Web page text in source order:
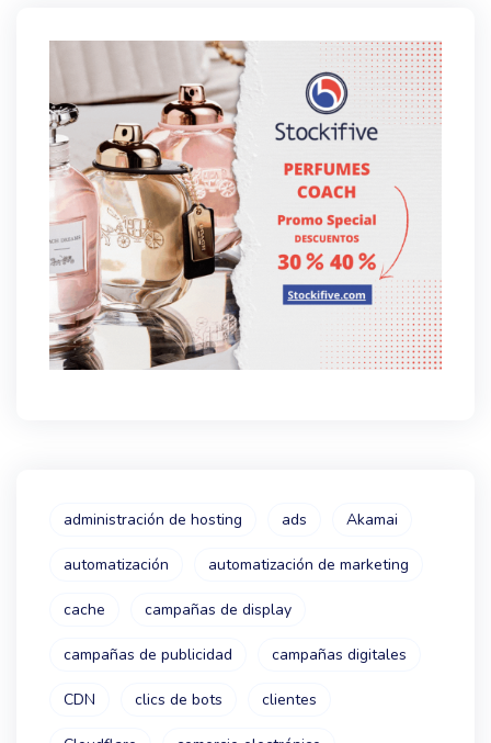
administración de hosting ads Akamai
automatización automatización de marketing
cache campañas de display
campañas de publicidad campañas digitales
CDN clics de bots clientes